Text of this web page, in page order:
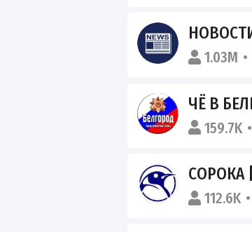
1.03M
ЧЁ В
159.7K
СОРОКА
112.6K